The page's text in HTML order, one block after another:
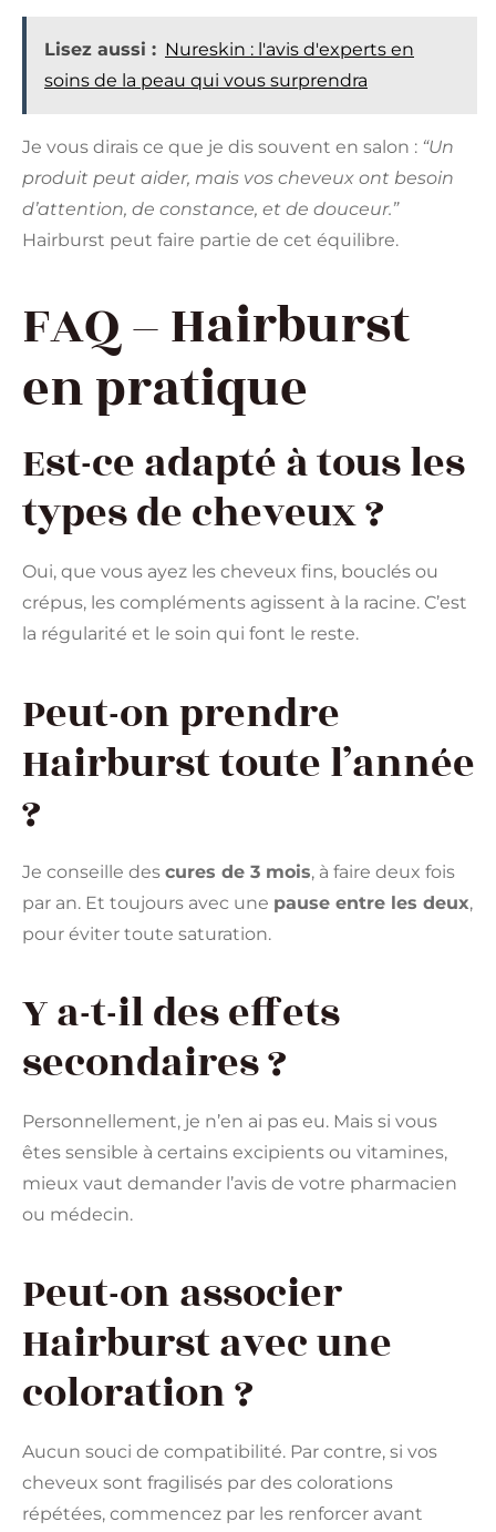
Lisez aussi : Nureskin : l'avis d'experts en
soins de la peau qui vous surprendra
Je vous dirais ce que je dis souvent en salon : “Un
produit peut aider, mais vos cheveux ont besoin
d’attention, de constance, et de douceur.”
Hairburst peut faire partie de cet équilibre.
FAQ – Hairburst
en pratique
Est-ce adapté à tous les
types de cheveux ?
Oui, que vous ayez les cheveux fins, bouclés ou
crépus, les compléments agissent à la racine. C’est
la régularité et le soin qui font le reste.
Peut-on prendre
Hairburst toute l’année
?
Je conseille des cures de 3 mois, à faire deux fois
par an. Et toujours avec une pause entre les deux,
pour éviter toute saturation.
Y a-t-il des effets
secondaires ?
Personnellement, je n’en ai pas eu. Mais si vous
êtes sensible à certains excipients ou vitamines,
mieux vaut demander l’avis de votre pharmacien
ou médecin.
Peut-on associer
Hairburst avec une
coloration ?
Aucun souci de compatibilité. Par contre, si vos
cheveux sont fragilisés par des colorations
répétées, commencez par les renforcer avant